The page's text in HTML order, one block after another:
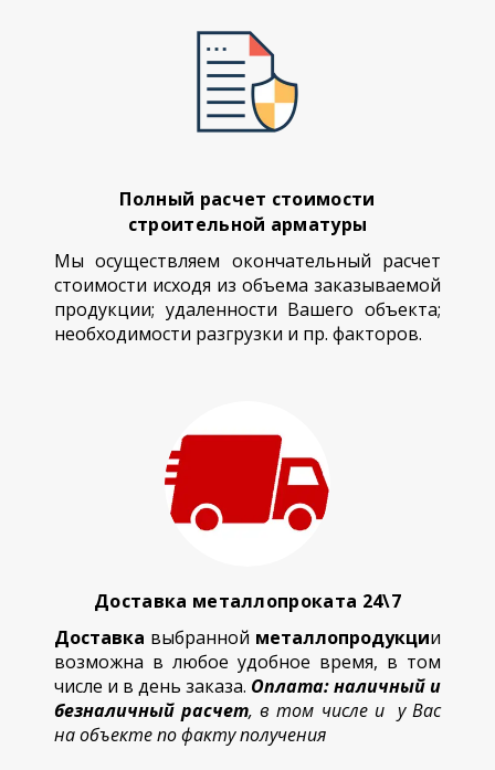
Полный расчет стоимости
строительной арматуры
Мы осуществляем окончательный расчет
стоимости исходя из объема заказываемой
продукции; удаленности Вашего объекта;
необходимости разгрузки и пр. факторов.
Доставка металлопроката 24\7
Доставка выбранной металлопродукции
возможна в любое удобное время, в том
числе и в день заказа. Оплата: наличный и
безналичный расчет, в том числе и у Вас
на объекте по факту получения